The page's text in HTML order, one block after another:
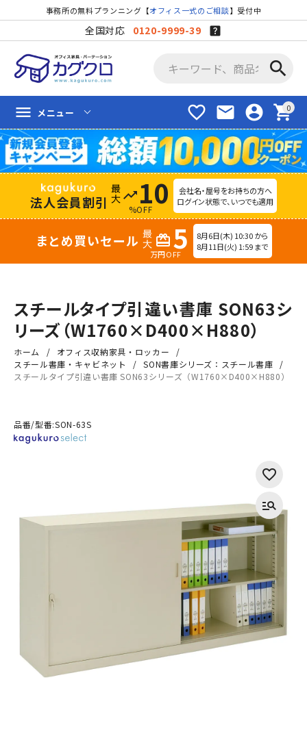
事務所の無料プランニング【オフィス一式のご相談】受付中
全国対応 0120-9999-39
search
favorite_border mail account_circle shopping_cart
menu メニュー
法人会員割引 trending_up 10
%OFF
会社名・屋号をお持ちの方へ
ログイン状態で、いつでも適用
まとめ買いセール redeem 5
万円OFF
8月6日(木) 10:30 から
8月11日(火) 1:59 まで
スチールタイプ引違い書庫 SON63シ
リーズ（W1760×D400×H880）
ホーム
オフィス収納家具・ロッカー
スチール書庫・キャビネット
SON書庫シリーズ：スチール書庫
スチールタイプ引違い書庫 SON63シリーズ（W1760×D400×H880）
品番/型番:SON-63S